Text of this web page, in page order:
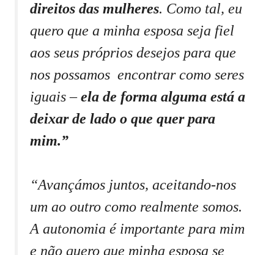
direitos das mulheres. Como tal, eu
quero que a minha esposa seja fiel
aos seus próprios desejos para que
nos possamos encontrar como seres
iguais –ela de forma alguma está a
deixar de lado o que quer para
mim.”
“Avançámos juntos, aceitando-nos
um ao outro como realmente somos.
A autonomia é importante para mim
e não quero que minha esposa se